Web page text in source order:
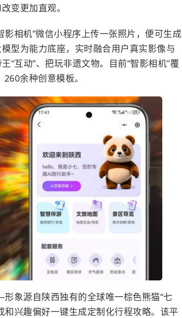
变更加直观。
相机”微信小程序上传一张照片，便可生成
型为能力底座，实时融合用户真实影像与
“互动”、把玩非遗文物。目前“智影相机”覆
余种创意模板。
象源自陕西独有的全球唯一棕色熊猫“七
兴趣偏好一键生成定制化行程攻略。该平